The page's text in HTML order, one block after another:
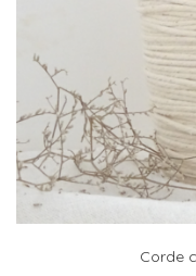
Corde